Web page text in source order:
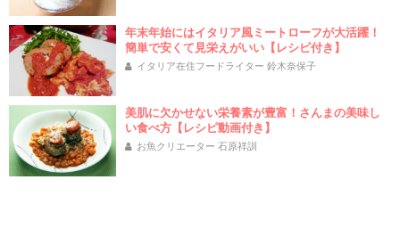
年末年始にはイタリア風ミートローフが大活躍！
簡単で安くて見栄えがいい【レシピ付き】
イタリア在住フードライター 鈴木奈保子
美肌に欠かせない栄養素が豊富！さんまの美味し
い食べ方【レシピ動画付き】
お魚クリエーター 石原祥訓